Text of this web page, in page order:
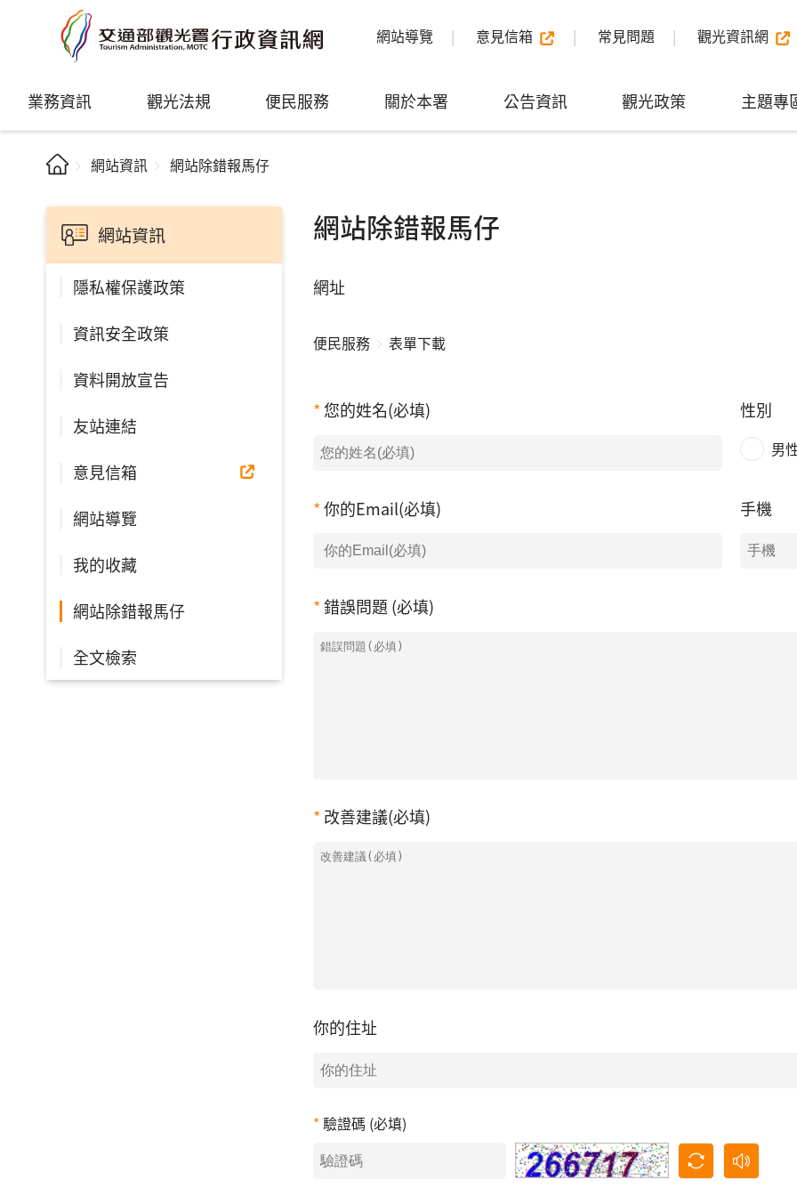
網站導覽 意見信箱 常見問題 觀光資訊網
業務資訊 觀光法規 便民服務 關於本署 公告資訊 觀光政策 主題專
網站資訊 網站除錯報馬仔
網站資訊
隱私權保護政策
資訊安全政策
資料開放宣告
友站連結
意見信箱
網站導覽
我的收藏
網站除錯報馬仔
全文檢索
網站除錯報馬仔
網址
便民服務 表單下載
您的姓名(必填) 性別
男
你的Email(必填) 手機
錯誤問題 (必填)
改善建議(必填)
你的住址
驗證碼 (必填)